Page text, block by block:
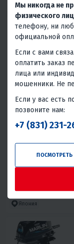
Китай
5 16
ЛОДКА MISHIMO LITE
64 900 ₽87 900 ₽ -
Моторная
До 10
Япония
Мы никогда не
физического
телефону, ни
официальной
Если с вами
оплатить заказ
лица или
мошенники. Не
Если у вас есть
позвоните нам:
+7 (831) 231-